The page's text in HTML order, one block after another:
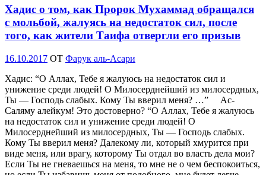
Хадис о том, как Пророк Мухаммад обращался
с мольбой, жалуясь на недостаток сил, после
того, как жители Таифа отвергли его призыв
Опубликовано
16.10.2017 OT Фарук аль-Асари
Хадис: “О Аллах, Тебе я жалуюсь на недостаток сил и
унижение среди людей! О Милосерднейший из милосердных,
Ты — Господь слабых. Кому Ты вверил меня? …” Ас-
Саляму алейкум! Это достоверно? “О Аллах, Тебе я жалуюсь
на недостаток сил и унижение среди людей! О
Милосерднейший из милосердных, Ты — Господь слабых.
Кому Ты вверил меня? Далекому ли, который хмурится при
виде меня, или врагу, которому Ты отдал во власть дела мои?
Если Ты не гневаешься на меня, то мне не о чем беспокоиться,